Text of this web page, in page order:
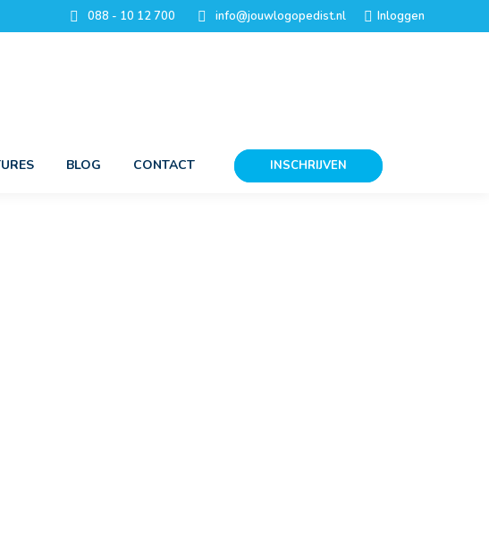
088 - 10 12 700 info@jouwlogopedist.nl Inloggen
BLOG CONTACT INSCHRIJVEN